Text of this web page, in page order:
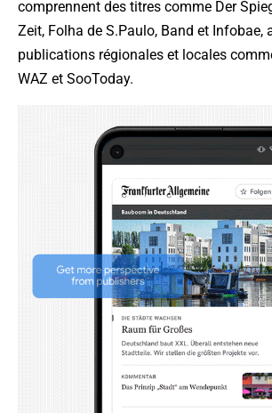
comprennent des titres comme Der
Zeit, Folha de S.Paulo, Band et Infobae,
publications régionales et locales
WAZ et SooToday.